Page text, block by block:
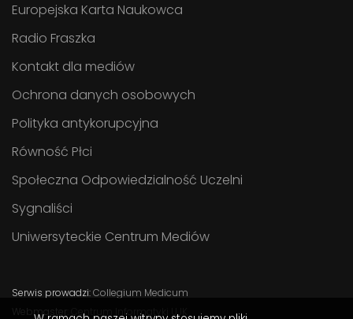
Europejska Karta Naukowca
Radio Fraszka
Kontakt dla mediów
Ochrona danych osobowych
Polityka antykorupcyjna
Równość Płci
Społeczna Odpowiedzialność Uczelni
Sygnaliści
Uniwersyteckie Centrum Mediów
Serwis prowadzi:Collegium Medicum
Webmaster:
Centrum Informatyki UJK